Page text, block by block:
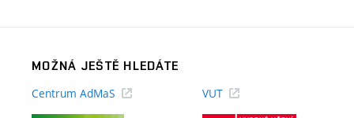
MOŽNÁ JEŠTĚ HLEDÁTE
Centrum AdMaS
VUT
(externí